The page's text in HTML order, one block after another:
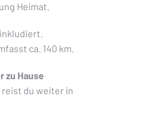
Heimat.
ca. 140 km.
zu Hause
reist du weiter in